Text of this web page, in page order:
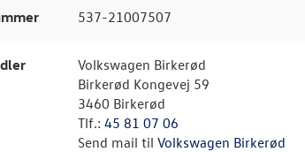
537-21007507
Volkswagen Birkerød
Birkerød Kongevej 59
3460 Birkerød
Tlf.: 45 81 07 06
Send mail til Volkswagen Birkerød